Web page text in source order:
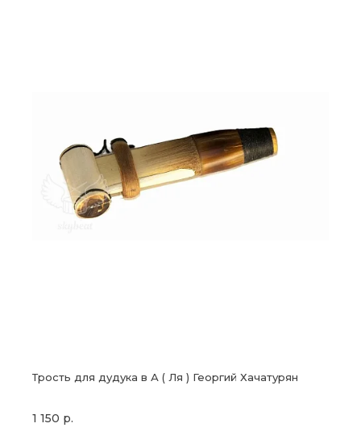
Трость для дудука в А ( Ля ) Георгий Хачатурян
1 150 р.